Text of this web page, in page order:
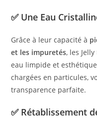
✅ Une Eau
Grâce à leur capacité à
et les impuretés, les
eau limpide et
chargées en particules,
transparence parfaite.
✅ Rétablissement